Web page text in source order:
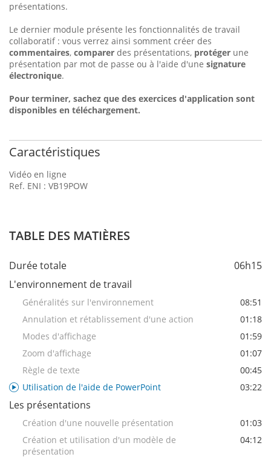
présentations.
Le dernier module présente les fonctionnalités de travail
collaboratif : vous verrez ainsi somment créer des
commentaires, comparer des présentations, protéger une
présentation par mot de passe ou à l'aide d'une signature
électronique.
Pour terminer, sachez que des exercices d'application sont
disponibles en téléchargement.
Caractéristiques
Vidéo en ligne
Ref. ENI : VB19POW
TABLE DES MATIÈRES
Durée totale
06h15
L'environnement de travail
Généralités sur l'environnement
08:51
Annulation et rétablissement d'une action
01:18
Modes d'affichage
01:59
Zoom d'affichage
01:07
Règle de texte
00:45
Utilisation de l'aide de PowerPoint
03:22
Les présentations
Création d'une nouvelle présentation
01:03
Création et utilisation d'un modèle de
présentation
04:12